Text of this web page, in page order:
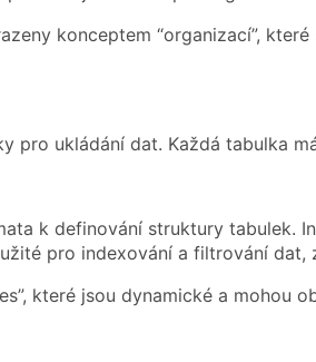
konceptem “organizací”,
pro ukládání dat. Každá tabulka
k definování struktury tabulek.
pro indexování a filtrování dat,
které jsou dynamické a mohou